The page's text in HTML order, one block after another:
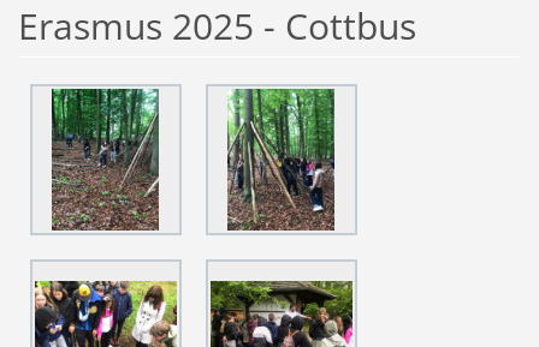
Erasmus 2025 - Cottbus